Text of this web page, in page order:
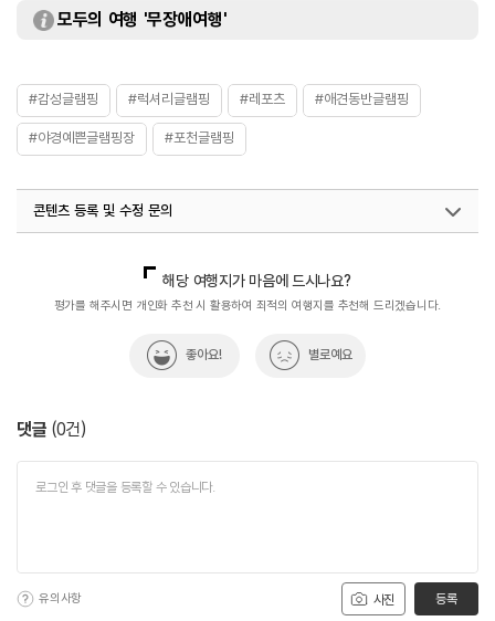
※ 이용요금은 변동될 수 있으므로 홈페이지 참조 또는 전화
문의 요망
화장실
가능
모두의 여행 '무장애여행'
#감성글램핑 #럭셔리글램핑 #레포츠 #애견동반글램핑
#야경예쁜글램핑장 #포천글램핑
콘텐츠 등록 및 수정 문의
해당 여행지가 마음에 드시나요?
평가를 해주시면 개인화 추천 시 활용하여 최적의 여행지를 추천해 드리겠습니다.
좋아요! 별로예요
댓글 (0건)
사진
유의사항 등록